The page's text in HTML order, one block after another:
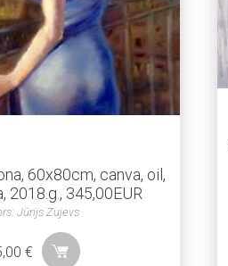
60x80cm, canva, oil,
2018.g., 345,00EUR
Jūrijs Zujevs
€